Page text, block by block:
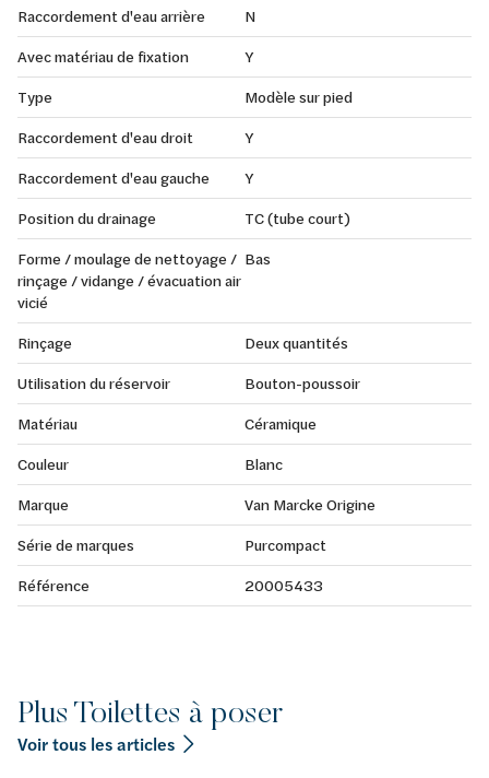
Raccordement d'eau arrière
N
Avec matériau de fixation
Y
Type
Modèle sur pied
Raccordement d'eau droit
Y
Raccordement d'eau gauche
Y
Position du drainage
TC (tube court)
Forme / moulage de nettoyage /
rinçage / vidange / évacuation air
vicié
Bas
Rinçage
Deux quantités
Utilisation du réservoir
Bouton-poussoir
Matériau
Céramique
Couleur
Blanc
Marque
Van Marcke Origine
Série de marques
Purcompact
Référence
20005433
Plus Toilettes à poser
Voir tous les articles